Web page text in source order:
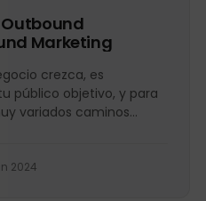
Marketing
crezca, es
público objetivo, y para
variados caminos
2024